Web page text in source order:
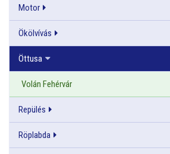
Motor
Ökölvívás
Öttusa
Volán Fehérvár
Repülés
Röplabda